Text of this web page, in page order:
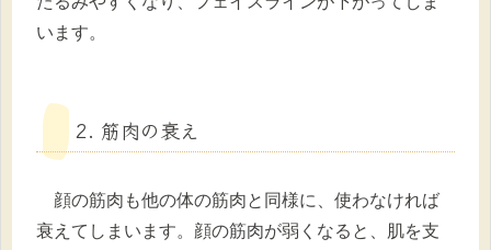
います。
2. 筋肉の衰え
顔の筋肉も他の体の筋肉と同様に、使わなければ
衰えてしまいます。顔の筋肉が弱くなると、肌を支